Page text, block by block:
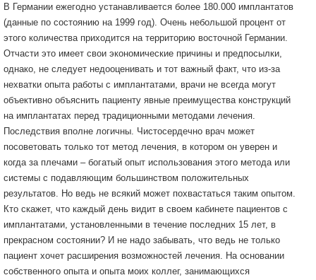
В Германии ежегодно устанавливается более 180.000 имплантатов
(данные по состоянию на 1999 год). Очень небольшой процент от
этого количества приходится на территорию восточной Германии.
Отчасти это имеет свои экономические причины и предпосылки,
однако, не следует недооценивать и тот важный факт, что из-за
нехватки опыта работы с имплантатами, врачи не всегда могут
объективно объяснить пациенту явные преимущества конструкций
на имплантатах перед традиционными методами лечения.
Последствия вполне логичны. Чистосердечно врач может
посоветовать только тот метод лечения, в котором он уверен и
когда за плечами – богатый опыт использования этого метода или
системы с подавляющим большинством положительных
результатов. Но ведь не всякий может похвастаться таким опытом.
Кто скажет, что каждый день видит в своем кабинете пациентов с
имплантатами, установленными в течение последних 15 лет, в
прекрасном состоянии? И не надо забывать, что ведь не только
пациент хочет расширения возможностей лечения. На основании
собственного опыта и опыта моих коллег, занимающихся